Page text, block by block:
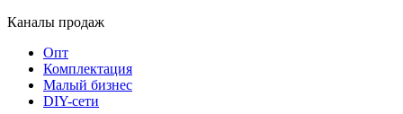
Каналы продаж
Опт
Комплектация
Малый бизнес
DIY-сети